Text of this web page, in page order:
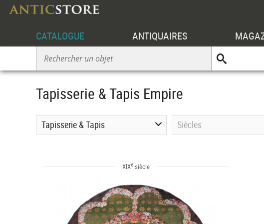
CATALOGUE ANTIQUAIRES
Tapisserie & Tapis Empire
Tapisserie & Tapis Siècles
XIXesiècle